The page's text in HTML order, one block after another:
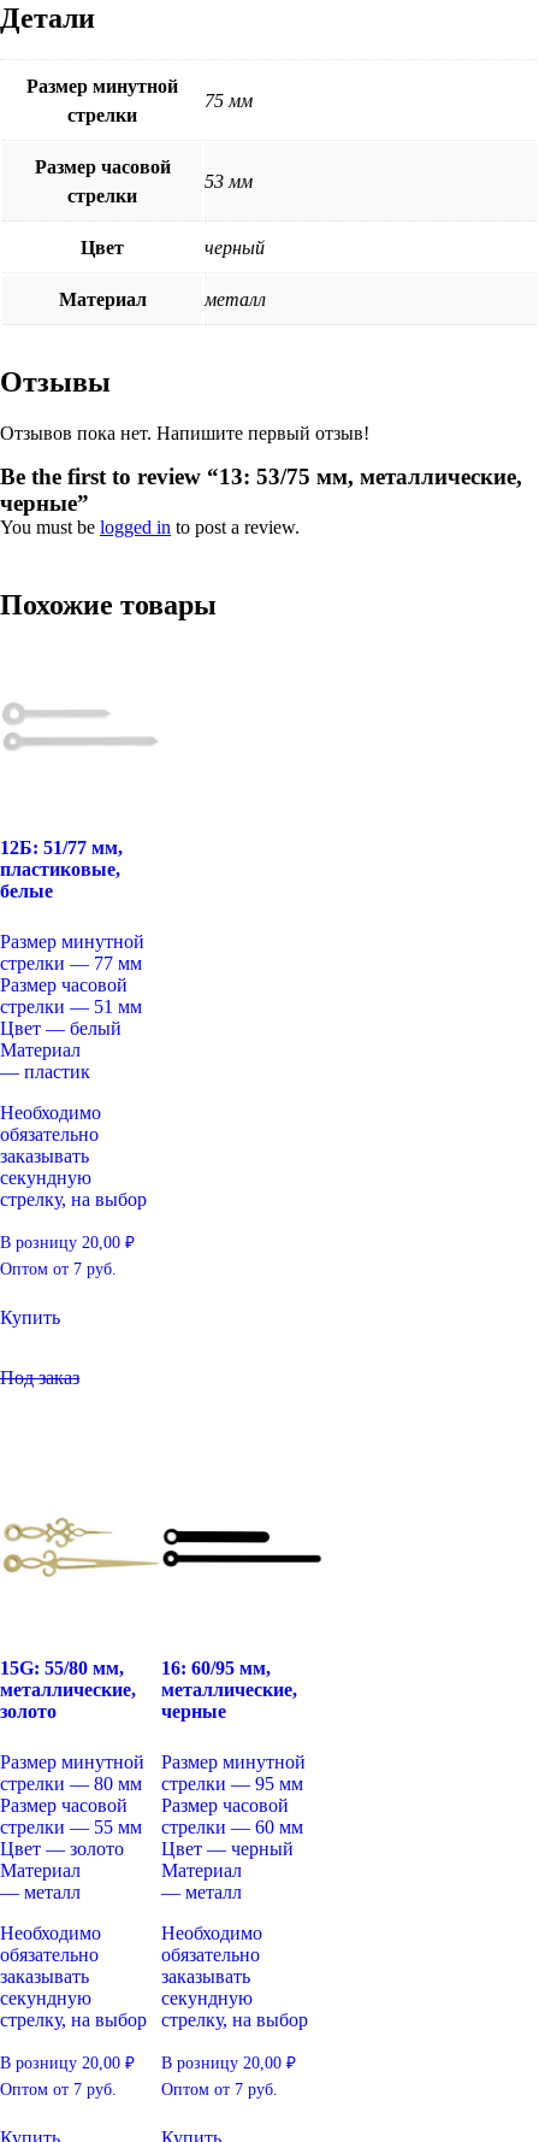
Детали
Размер минутной
стрелки
75 мм
Размер часовой
стрелки
53 мм
Цвет черный
Материал металл
Отзывы
Отзывов пока нет. Напишите первый отзыв!
Be the first to review “13: 53/75 мм, металлические,
черные”
You must be logged in to post a review.
Похожие товары
12Б: 51/77 мм,
пластиковые,
белые
Размер минутной
стрелки — 77 мм
Размер часовой
стрелки — 51 мм
Цвет — белый
Материал
— пластик
Необходимо
обязательно
заказывать
секундную
стрелку, на выбор
В розницу 20,00 ₽
Оптом от 7 руб.
Купить
Под заказ
15G: 55/80 мм,
металлические,
золото
Размер минутной
стрелки — 80 мм
Размер часовой
стрелки — 55 мм
Цвет — золото
Материал
— металл
Необходимо
обязательно
заказывать
секундную
стрелку, на выбор
В розницу 20,00 ₽
Оптом от 7 руб.
16: 60/95 мм,
металлические,
черные
Размер минутной
стрелки — 95 мм
Размер часовой
стрелки — 60 мм
Цвет — черный
Материал
— металл
Необходимо
обязательно
заказывать
секундную
стрелку, на выбор
В розницу 20,00₽
Оптомот 7 руб.